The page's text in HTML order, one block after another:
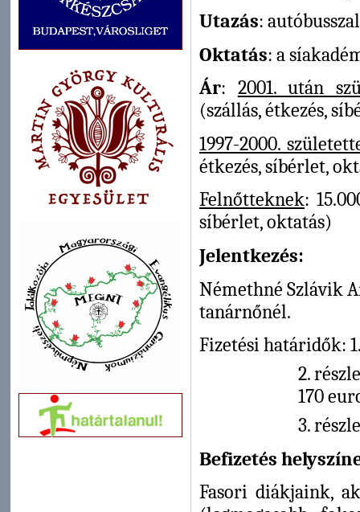
Utazás: autóbusszal
Oktatás: a
Ár: 2001. után
(szállás, étkezés,
1997-2000.
étkezés, síbérlet,
Felnőtteknek:
síbérlet, oktatás)
Jelentkezés:
Némethné Szlávik
tanárnőnél.
Fizetési határidők:
2.
170
3.
Befizetés
Fasori diákjaink,